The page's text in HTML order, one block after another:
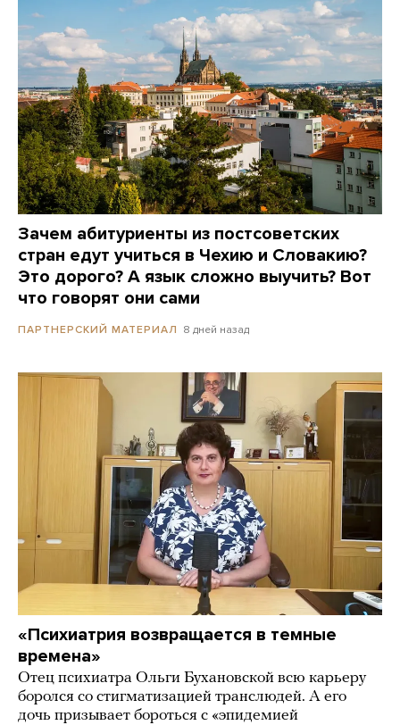
Зачем абитуриенты из постсоветских
стран едут учиться в Чехию и Словакию?
Это дорого? А язык сложно выучить? Вот
что говорят они сами
ПАРТНЕРСКИЙ МАТЕРИАЛ 8 дней назад
«Психиатрия возвращается в темные
времена»
Отец психиатра Ольги Бухановской всю карьеру
боролся со стигматизацией транслюдей. А его
дочь призывает бороться с «эпидемией